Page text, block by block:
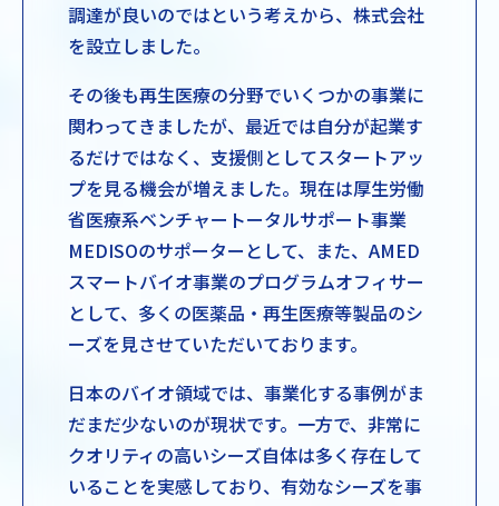
調達が良いのではという考えから、株式会社
を設立しました。
その後も再生医療の分野でいくつかの事業に
関わってきましたが、最近では自分が起業す
るだけではなく、支援側としてスタートアッ
プを見る機会が増えました。現在は厚生労働
省医療系ベンチャートータルサポート事業
MEDISOのサポーターとして、また、AMED
スマートバイオ事業のプログラムオフィサー
として、多くの医薬品・再生医療等製品のシ
ーズを見させていただいております。
日本のバイオ領域では、事業化する事例がま
だまだ少ないのが現状です。一方で、非常に
クオリティの高いシーズ自体は多く存在して
いることを実感しており、有効なシーズを事